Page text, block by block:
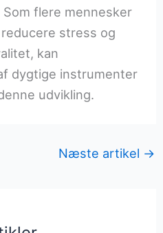
flere mennesker
stress og
kan
dygtige instrumenter
udvikling.
Næste artikel →